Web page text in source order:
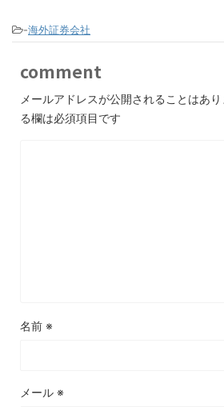
-海外証券会社
comment
メールアドレスが公開されることはあり
る欄は必須項目です
名前 ※
メール ※